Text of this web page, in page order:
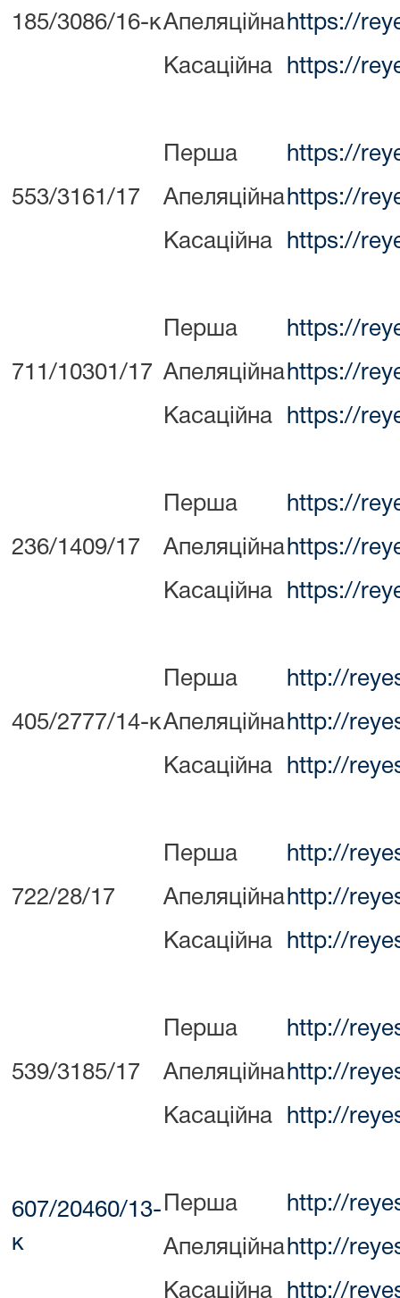
185/3086/16-кАпеляційна https://
Касаційна https://
553/3161/17
Перша https://
Апеляційна https://
Касаційна https://
711/10301/17
Перша https://
Апеляційна https://
Касаційна https://
236/1409/17
Перша https://
Апеляційна https://
Касаційна https://
405/2777/14-к
Перша http://
Апеляційна http://
Касаційна http://
722/28/17
Перша http://
Апеляційна http://
Касаційна http://
539/3185/17
Перша http://
Апеляційна http://
Касаційна http://
607/20460/13-
к
Перша http://
Апеляційна http://
Касаційна http://